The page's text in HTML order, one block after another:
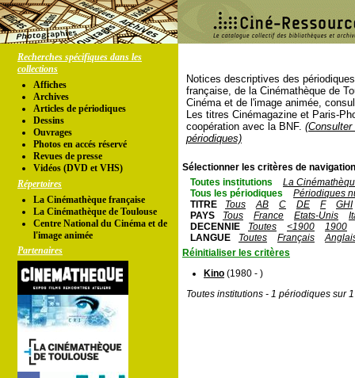
Recherches spécifiques dans les
collections
Affiches
Archives
Articles de périodiques
Dessins
Ouvrages
Photos en accés réservé
Revues de presse
Vidéos (DVD et VHS)
Répertoires
La Cinémathèque française
La Cinémathèque de Toulouse
Centre National du Cinéma et de
l'image animée
Partenaires
Notices descriptives des
française, de la Cinémathèque de
Cinéma et de l'image animée,
Les titres Cinémagazine et Paris-
coopération avec la BNF.
périodiques)
Sélectionner les critères de
Toutes institutions
La
Tous les périodiques
Périodiques
TITRE
Tous AB C DE F
GHI
PAYS
Tous France Etats-Unis
DECENNIE
Toutes <1900
1900
LANGUE
Toutes Français
Réinitialiser les critères
Kino (1980 - )
Toutes institutions - 1 périodiques sur